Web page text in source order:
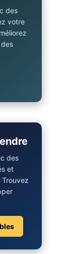
des
votre
des
et